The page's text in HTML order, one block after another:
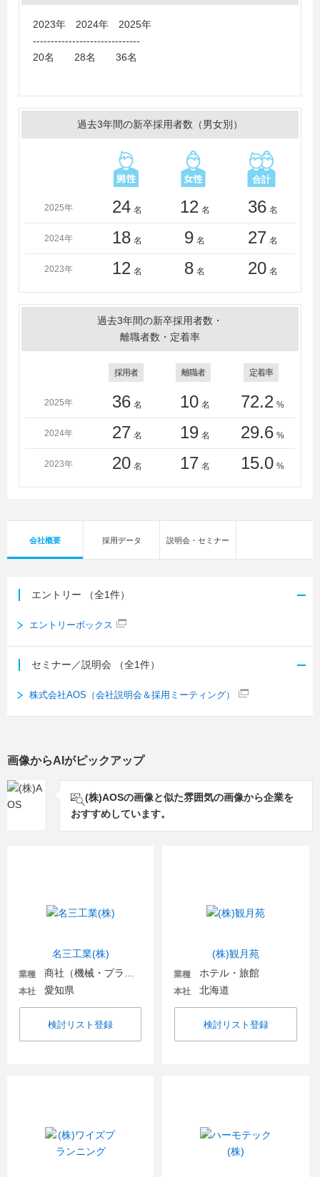
2023年 2024年 2025年
------------------------------
20名 28名 36名
過去3年間の新卒採用者数（男女別）
2025年 24 名 12 名 36 名
2024年 18 名 9 名 27 名
2023年 12 名 8 名 20 名
過去3年間の新卒採用者数・
離職者数・定着率
採用者 離職者 定着率
2025年 36 名 10 名 72.2 %
2024年 27 名 19 名 29.6 %
2023年 20 名 17 名 15.0 %
会社概要 採用データ 説明会・セミナー
エントリー （全1件）
エントリーボックス
セミナー／説明会 （全1件）
株式会社AOS（会社説明会＆採用ミーティング）
画像からAIがピックアップ
(株)AOSの画像と似た雰囲気の画像から企業を
おすすめしています。
名三工業(株)
業種
本社 愛知県
検討リスト登録
(株)観月苑
業種 ホテル・旅館
本社 北海道
検討リスト登録